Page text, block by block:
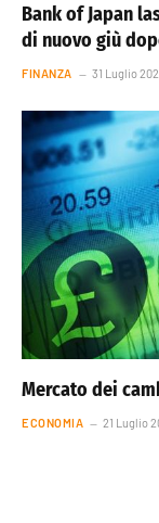
Bank of Japan
di nuovo giù
FINANZA 31 Luglio
Mercato dei
ECONOMIA 21 Luglio